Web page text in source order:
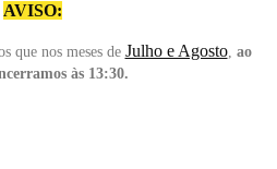
AVISO:
que nos meses de Julho e Agosto, ao
às 13:30.